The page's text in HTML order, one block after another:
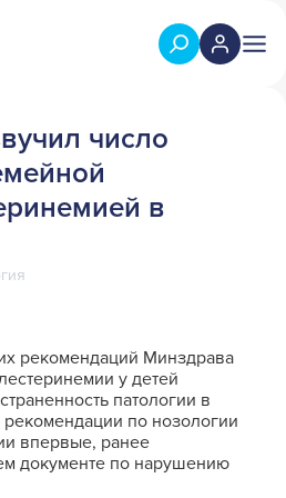
число
в
рекомендаций Минздрава
у детей
патологии в
по нозологии
впервые, ранее
документе по нарушению